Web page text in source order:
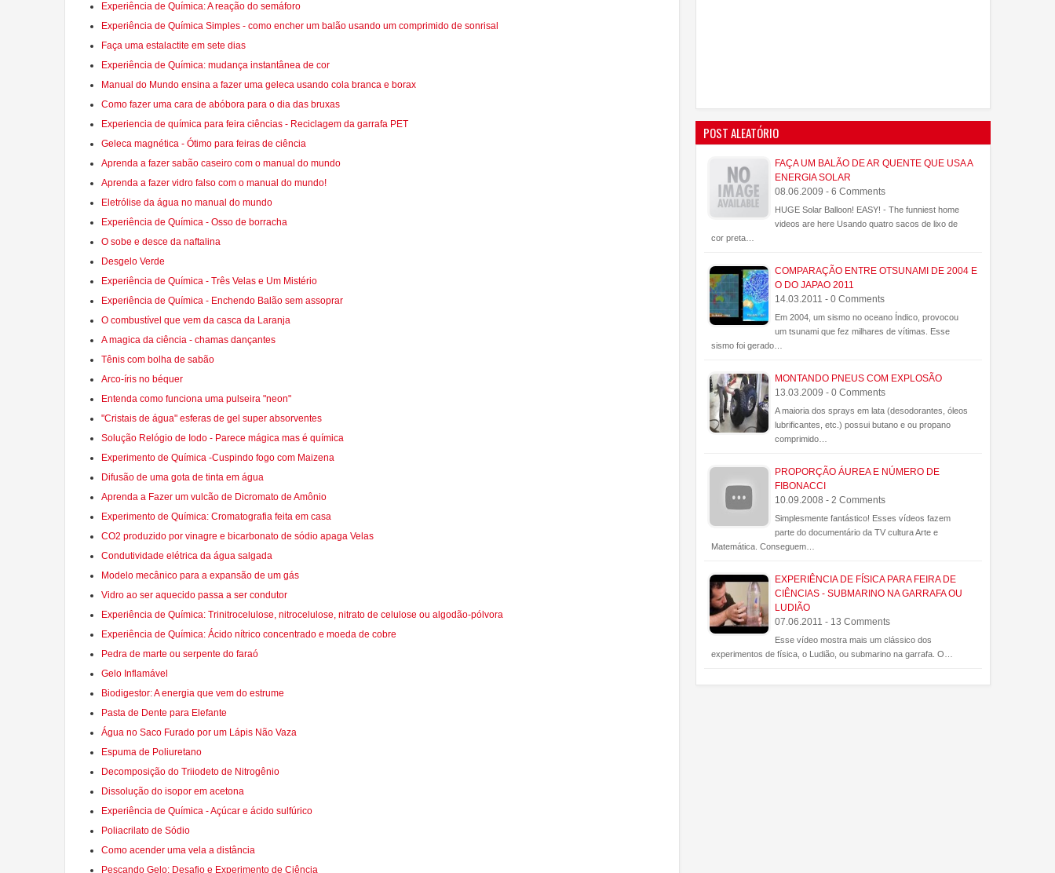
Experiência de Química: A reação do semáforo
Experiência de Química Simples - como encher um balão usando um comprimido de sonrisal
Faça uma estalactite em sete dias
Experiência de Química: mudança instantânea de cor
Manual do Mundo ensina a fazer uma geleca usando cola branca e borax
Como fazer uma cara de abóbora para o dia das bruxas
Experiencia de química para feira ciências - Reciclagem da garrafa PET
Geleca magnética - Ótimo para feiras de ciência
Aprenda a fazer sabão caseiro com o manual do mundo
Aprenda a fazer vidro falso com o manual do mundo!
Eletrólise da água no manual do mundo
Experiência de Química - Osso de borracha
O sobe e desce da naftalina
Desgelo Verde
Experiência de Química - Três Velas e Um Mistério
Experiência de Química - Enchendo Balão sem assoprar
O combustível que vem da casca da Laranja
A magica da ciência - chamas dançantes
Tênis com bolha de sabão
Arco-íris no béquer
Entenda como funciona uma pulseira "neon"
"Cristais de água" esferas de gel super absorventes
Solução Relógio de Iodo - Parece mágica mas é química
Experimento de Química -Cuspindo fogo com Maizena
Difusão de uma gota de tinta em água
Aprenda a Fazer um vulcão de Dicromato de Amônio
Experimento de Química: Cromatografia feita em casa
CO2 produzido por vinagre e bicarbonato de sódio apaga Velas
Condutividade elétrica da água salgada
Modelo mecânico para a expansão de um gás
Vidro ao ser aquecido passa a ser condutor
Experiência de Química: Trinitrocelulose, nitrocelulose, nitrato de celulose ou algodão-pólvora
Experiência de Química: Ácido nítrico concentrado e moeda de cobre
Pedra de marte ou serpente do faraó
Gelo Inflamável
Biodigestor: A energia que vem do estrume
Pasta de Dente para Elefante
Água no Saco Furado por um Lápis Não Vaza
Espuma de Poliuretano
Decomposição do Triiodeto de Nitrogênio
Dissolução do isopor em acetona
Experiência de Química - Açúcar e ácido sulfúrico
Poliacrilato de Sódio
Como acender uma vela a distância
Pescando Gelo: Desafio e Experimento de Ciência
POST ALEATÓRIO
FAÇA UM BALÃO DE AR QUENTE QUE USA A
ENERGIA SOLAR
08.06.2009 - 6 Comments
HUGE Solar Balloon! EASY! - The funniest home
videos are here Usando quatro sacos de lixo de
cor preta…
COMPARAÇÃO ENTRE OTSUNAMI DE 2004 E
O DO JAPAO 2011
14.03.2011 - 0 Comments
Em 2004, um sismo no oceano Índico, provocou
um tsunami que fez milhares de vítimas. Esse
sismo foi gerado…
MONTANDO PNEUS COM EXPLOSÃO
13.03.2009 - 0 Comments
A maioria dos sprays em lata (desodorantes, óleos
lubrificantes, etc.) possui butano e ou propano
comprimido…
PROPORÇÃO ÁUREA E NÚMERO DE
FIBONACCI
10.09.2008 - 2 Comments
Simplesmente fantástico! Esses vídeos fazem
parte do documentário da TV cultura Arte e
Matemática. Conseguem…
EXPERIÊNCIA DE FÍSICA PARA FEIRA DE
CIÊNCIAS - SUBMARINO NA GARRAFA OU
LUDIÃO
07.06.2011 - 13 Comments
Esse vídeo mostra mais um clássico dos
experimentos de física, o Ludião, ou submarino na garrafa. O…